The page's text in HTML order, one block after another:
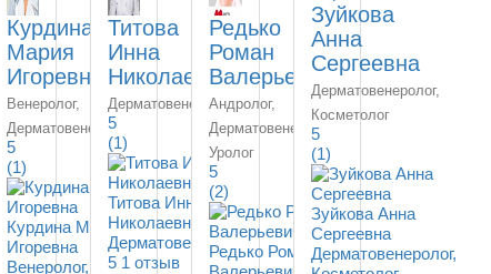
Курдина
Мария
Игоревна
Венеролог,
Дерматовенеролог
5
(1)
Курдина Мария
Игоревна
Венеролог,
Титова
Инна
Николаевна
Дерматовенеролог
5
(1)
Титова Инна
Николаевна
Дерматовенеролог
5 1 отзыв
Редько
Роман
Валерьевич
Андролог,
Дерматовенеролог,
Уролог
5
(2)
Редько Роман
Зуйкова
Анна
Сергеевна
Дерматовенеролог,
Косметолог
5
(1)
Зуйкова Анна
Сергеевна
Дерматовенеролог,